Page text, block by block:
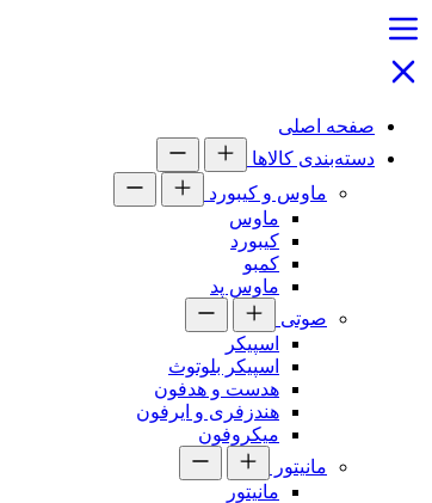
صفحه اصلی
دسته‌بندی کالاها
ماوس و کیبورد
ماوس
کیبورد
کمبو
ماوس پد
صوتی
اسپیکر
اسپیکر بلوتوث
هدست و هدفون
هندزفری و ایرفون
میکروفون
مانیتور
مانیتور